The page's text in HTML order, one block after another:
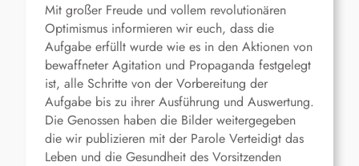
Mit großer Freude und vollem revolutionären
Optimismus informieren wir euch, dass die
Aufgabe erfüllt wurde wie es in den Aktionen von
bewaffneter Agitation und Propaganda festgelegt
ist, alle Schritte von der Vorbereitung der
Aufgabe bis zu ihrer Ausführung und Auswertung.
Die Genossen haben die Bilder weitergegeben
die wir publizieren mit der Parole Verteidigt das
Leben und die Gesundheit des Vorsitzenden